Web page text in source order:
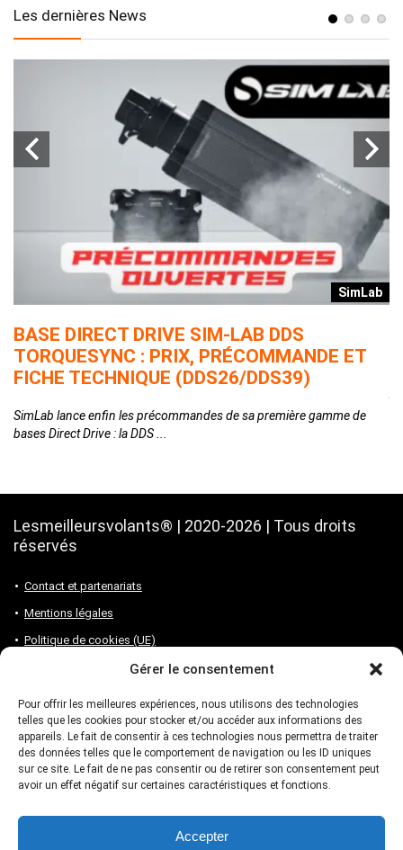
Gérer le consentement
Pour offrir les meilleures expériences, nous utilisons des technologies
telles que les cookies pour stocker et/ou accéder aux informations des
appareils. Le fait de consentir à ces technologies nous permettra de traiter
des données telles que le comportement de navigation ou les ID uniques
sur ce site. Le fait de ne pas consentir ou de retirer son consentement peut
avoir un effet négatif sur certaines caractéristiques et fonctions.
Accepter
Les dernières News
SimLab
BASE DIRECT DRIVE SIM-LAB DDS
TORQUESYNC : PRIX, PRÉCOMMANDE ET
FICHE TECHNIQUE (DDS26/DDS39)
SimLab lance enfin les précommandes de sa première gamme de
bases Direct Drive : la DDS ...
Lesmeilleursvolants® | 2020-2026 | Tous droits
réservés
Contact et partenariats
Mentions légales
Politique de cookies (UE)
Notre site fait partie du programme Partenaire Amazon. Si vous
souhaitez réaliser un achat en passant par nos liens partenaires, vous
ne paierez pas un centime de plus mais notre équipe touchera une
commission sur la vente nous permettant de faire vivre notre site !